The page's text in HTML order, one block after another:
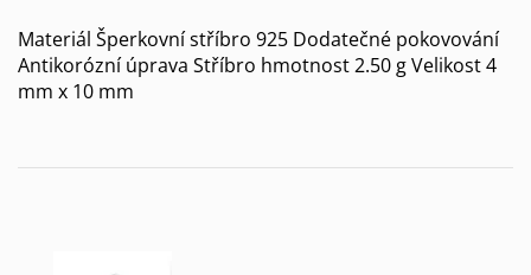
Materiál Šperkovní stříbro 925 Dodatečné pokovování
Antikorózní úprava Stříbro hmotnost 2.50 g Velikost 4
mm x 10 mm